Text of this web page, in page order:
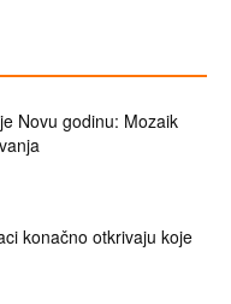
Novu godinu: Mozaik
konačno otkrivaju koje